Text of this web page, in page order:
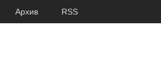
Архив RSS